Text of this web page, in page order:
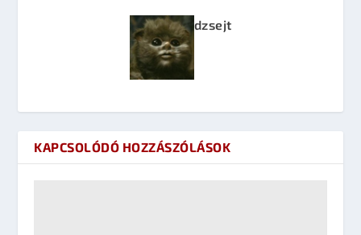
dzsejt
KAPCSOLÓDÓ HOZZÁSZÓLÁSOK